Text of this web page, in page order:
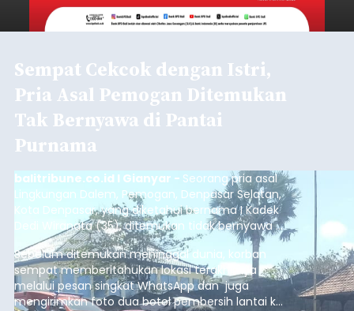
Sempat Cekcok dengan Istri,
Pria Asal Pemogan Ditemukan
Tak Bernyawa di Pantai
Purnama
balitribune.co.id I Gianyar - Seorang pria asal
Lingkungan Dalem, Pemogan, Denpasar Selatan,
Kota Denpasar, yang diketahui bernama I Kadek
Dedi Wiranata (35), ditemukan tidak bernyawa di
pesisir Pantai Purnama, Sukawati.
Sebelum ditemukan meninggal dunia, korban
sempat memberitahukan lokasi terakhirnya
melalui pesan singkat WhatsApp dan juga
mengirimkan foto dua botol pembersih lantai ke